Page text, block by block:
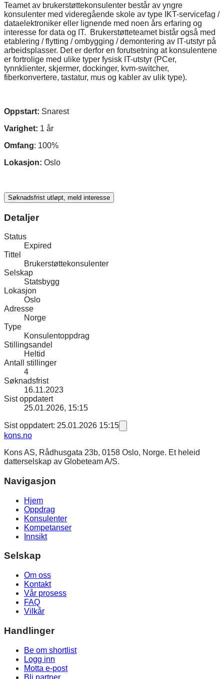
Teamet av brukerstøttekonsulenter består av yngre
konsulenter med videregående skole av type IKT-servicefag /
dataelektroniker eller lignende med noen års erfaring og
interesse for data og IT. Brukerstøtteteamet bistår også med
etablering / flytting / ombygging / demontering av IT-utstyr på
arbeidsplasser. Det er derfor en forutsetning at konsulentene
er fortrolige med ulike typer fysisk IT-utstyr (PCer,
tynnklienter, skjermer, dockinger, kvm-switcher,
fiberkonvertere, tastatur, mus og kabler av ulik type).
Oppstart: Snarest
Varighet: 1 år
Omfang: 100%
Lokasjon: Oslo
Søknadsfrist utløpt, meld interesse
Detaljer
Status
Expired
Tittel
Brukerstøttekonsulenter
Selskap
Statsbygg
Lokasjon
Oslo
Adresse
Norge
Type
Konsulentoppdrag
Stillingsandel
Heltid
Antall stillinger
4
Søknadsfrist
16.11.2023
Sist oppdatert
25.01.2026, 15:15
Sist oppdatert: 25.01.2026 15:15
kons.no
Kons AS, Rådhusgata 23b, 0158 Oslo, Norge. Et heleid
datterselskap av Globeteam A/S.
Navigasjon
Hjem
Oppdrag
Konsulenter
Kompetanser
Innsikt
Selskap
Om oss
Kontakt
Vår prosess
FAQ
Vilkår
Handlinger
Be om shortlist
Logg inn
Motta e-post
Bli partner